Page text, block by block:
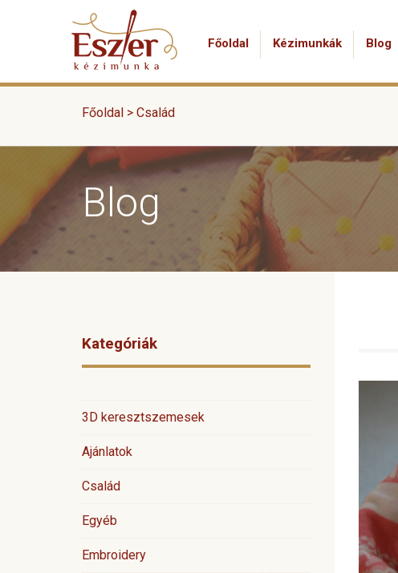
Főoldal Kézimunkák Blog
Főoldal > Család
Blog
Kategóriák
3D keresztszemesek
Ajánlatok
Család
Egyéb
Embroidery